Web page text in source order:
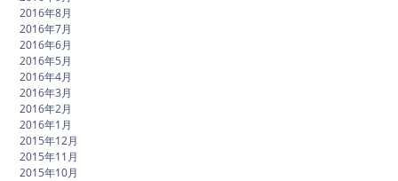
2016年8月
2016年7月
2016年6月
2016年5月
2016年4月
2016年3月
2016年2月
2016年1月
2015年12月
2015年11月
2015年10月